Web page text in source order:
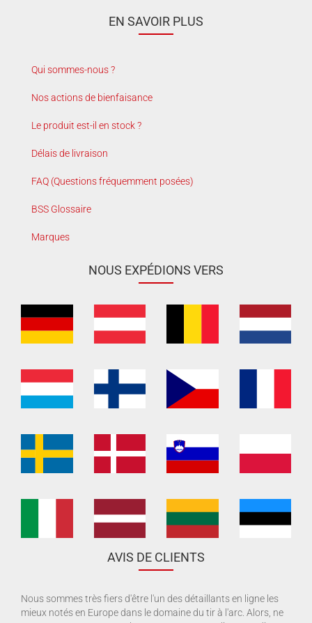
EN SAVOIR PLUS
Qui sommes-nous ?
Nos actions de bienfaisance
Le produit est-il en stock ?
Délais de livraison
FAQ (Questions fréquemment posées)
BSS Glossaire
Marques
NOUS EXPÉDIONS VERS
AVIS DE CLIENTS
Nous sommes très fiers d'être l'un des détaillants en ligne les
mieux notés en Europe dans le domaine du tir à l'arc. Alors, ne